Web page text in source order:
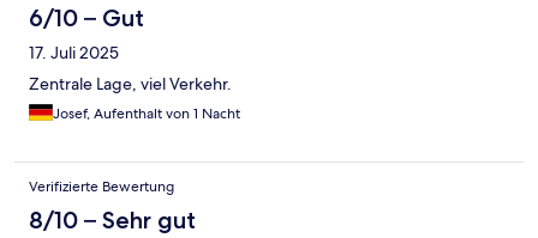
6/10 – Gut
17. Juli 2025
Zentrale Lage, viel Verkehr.
Josef, Aufenthalt von 1 Nacht
Verifizierte Bewertung
8/10 – Sehr gut